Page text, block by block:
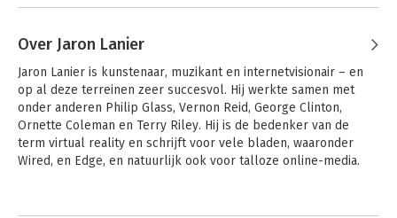
Over Jaron Lanier
Jaron Lanier is kunstenaar, muzikant en internetvisionair – en
op al deze terreinen zeer succesvol. Hij werkte samen met
onder anderen Philip Glass, Vernon Reid, George Clinton,
Ornette Coleman en Terry Riley. Hij is de bedenker van de
term virtual reality en schrijft voor vele bladen, waaronder
Wired, en Edge, en natuurlijk ook voor talloze online-media.